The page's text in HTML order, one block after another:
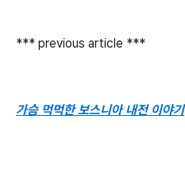
*** previous article ***
가슴 먹먹한 보스니아 내전 이야기